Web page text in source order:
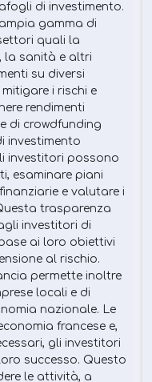
di investimento.
gamma di
quali la
la sanità e altri
su diversi
i rischi e
rendimenti
di crowdfunding
investimento
investitori possono
esaminare piani
e valutare i
trasparenza
investitori di
ai loro obiettivi
al rischio.
permette inoltre
locali e di
nazionale. Le
francese e,
gli investitori
successo. Questo
le attività, a